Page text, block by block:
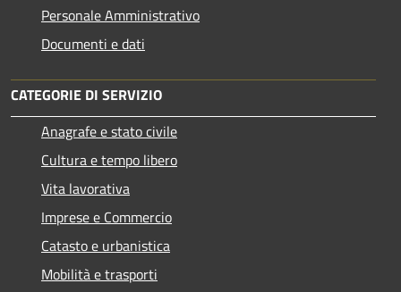
Personale Amministrativo
Documenti e dati
CATEGORIE DI SERVIZIO
Anagrafe e stato civile
Cultura e tempo libero
Vita lavorativa
Imprese e Commercio
Catasto e urbanistica
Mobilità e trasporti